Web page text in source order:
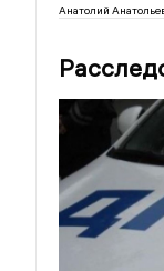
Анатолий